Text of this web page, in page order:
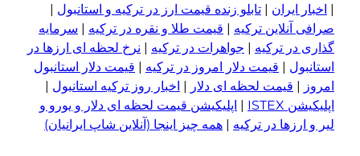
| تابلو زنده قیمت ارز در ترکیه و استانبول|
ترکیه |قیمت طلا و نقره در ترکیه| سرمایه
ترکیه| جواهرات در ترکیه|نرخ لحظه ای ارزها در
قیمت دلار امروز در ترکیه|قیمت دلار استانبول
قیمت لحظه ای دلار|اخبار روز ترکیه استانبول |
|اپلیکیشن قیمت لحظه ای دلار و یورو و
در ترکیه | همه چیز اینجا (آنلاین شاپ ایرانیان)